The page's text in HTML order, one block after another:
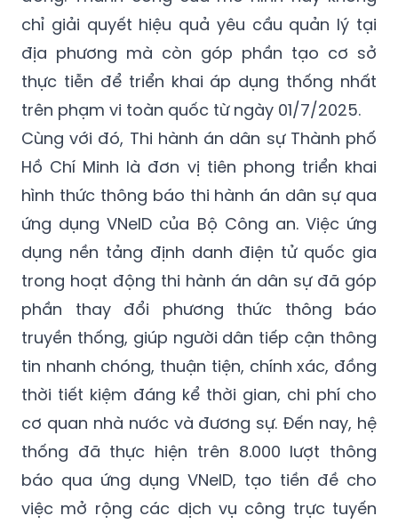
chỉ giải quyết hiệu quả yêu cầu quản lý tại
địa phương mà còn góp phần tạo cơ sở
thực tiễn để triển khai áp dụng thống nhất
trên phạm vi toàn quốc từ ngày 01/7/2025.
Cùng với đó, Thi hành án dân sự Thành phố
Hồ Chí Minh là đơn vị tiên phong triển khai
hình thức thông báo thi hành án dân sự qua
ứng dụng VNeID của Bộ Công an. Việc ứng
dụng nền tảng định danh điện tử quốc gia
trong hoạt động thi hành án dân sự đã góp
phần thay đổi phương thức thông báo
truyền thống, giúp người dân tiếp cận thông
tin nhanh chóng, thuận tiện, chính xác, đồng
thời tiết kiệm đáng kể thời gian, chi phí cho
cơ quan nhà nước và đương sự. Đến nay, hệ
thống đã thực hiện trên 8.000 lượt thông
báo qua ứng dụng VNeID, tạo tiền đề cho
việc mở rộng các dịch vụ công trực tuyến